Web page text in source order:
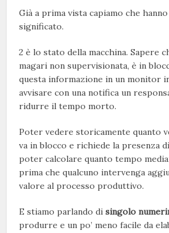
Già a prima vista capiamo che
significato.
2 è lo stato della macchina. Sapere
magari non supervisionata, è in
questa informazione in un monitor
avvisare con una notifica un
ridurre il tempo morto.
Poter vedere storicamente quanto
va in blocco e richiede la presenza
poter calcolare quanto tempo
prima che qualcuno intervenga
valore al processo produttivo.
E stiamo parlando disingolo
produrre e un po’ meno facile da